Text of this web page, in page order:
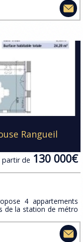
Rangueil
partir de 130 000€
4 appartements
de la station de métro